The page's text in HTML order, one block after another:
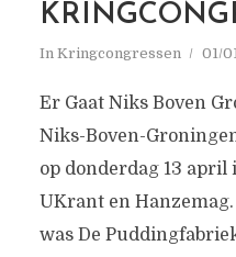
In Kringcongressen 01/
Er Gaat Niks Boven
Niks-Boven-
op donderdag 13 april
UKrant en
was De